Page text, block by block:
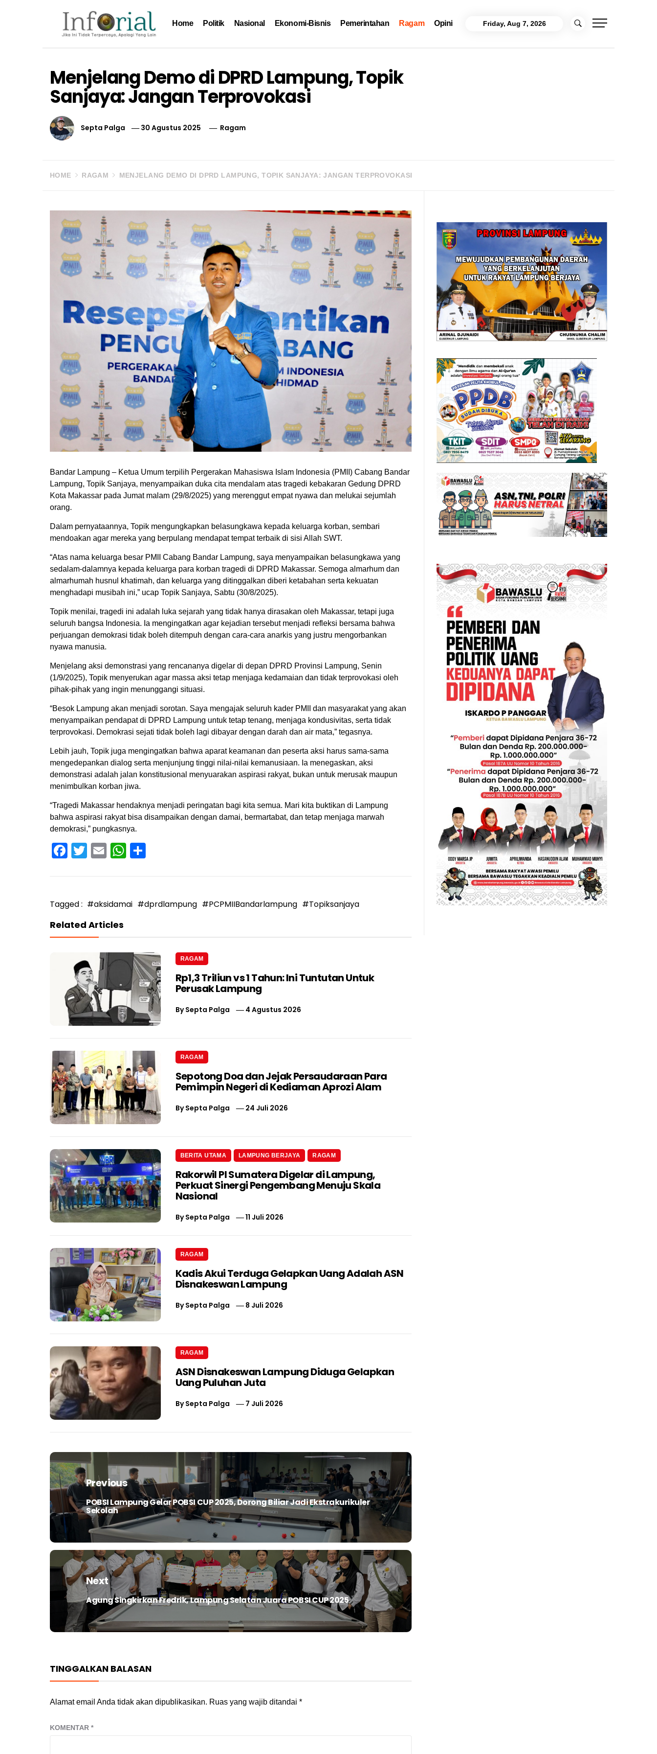
content
Home Politik Nasional Ekonomi-Bisnis Pemerintahan Ragam Opini Friday, Aug 7, 2026
Menjelang Demo di DPRD Lampung, Topik
Sanjaya: Jangan Terprovokasi
Septa Palga 30 Agustus 2025 Ragam
HOME RAGAM MENJELANG DEMO DI DPRD LAMPUNG, TOPIK SANJAYA: JANGAN TERPROVOKASI
Bandar Lampung – Ketua Umum terpilih Pergerakan Mahasiswa Islam Indonesia (PMII) Cabang Bandar
Lampung, Topik Sanjaya, menyampaikan duka cita mendalam atas tragedi kebakaran Gedung DPRD
Kota Makassar pada Jumat malam (29/8/2025) yang merenggut empat nyawa dan melukai sejumlah
orang.
Dalam pernyataannya, Topik mengungkapkan belasungkawa kepada keluarga korban, sembari
mendoakan agar mereka yang berpulang mendapat tempat terbaik di sisi Allah SWT.
“Atas nama keluarga besar PMII Cabang Bandar Lampung, saya menyampaikan belasungkawa yang
sedalam-dalamnya kepada keluarga para korban tragedi di DPRD Makassar. Semoga almarhum dan
almarhumah husnul khatimah, dan keluarga yang ditinggalkan diberi ketabahan serta kekuatan
menghadapi musibah ini,” ucap Topik Sanjaya, Sabtu (30/8/2025).
Topik menilai, tragedi ini adalah luka sejarah yang tidak hanya dirasakan oleh Makassar, tetapi juga
seluruh bangsa Indonesia. Ia mengingatkan agar kejadian tersebut menjadi refleksi bersama bahwa
perjuangan demokrasi tidak boleh ditempuh dengan cara-cara anarkis yang justru mengorbankan
nyawa manusia.
Menjelang aksi demonstrasi yang rencananya digelar di depan DPRD Provinsi Lampung, Senin
(1/9/2025), Topik menyerukan agar massa aksi tetap menjaga kedamaian dan tidak terprovokasi oleh
pihak-pihak yang ingin menunggangi situasi.
“Besok Lampung akan menjadi sorotan. Saya mengajak seluruh kader PMII dan masyarakat yang akan
menyampaikan pendapat di DPRD Lampung untuk tetap tenang, menjaga kondusivitas, serta tidak
terprovokasi. Demokrasi sejati tidak boleh lagi dibayar dengan darah dan air mata,” tegasnya.
Lebih jauh, Topik juga mengingatkan bahwa aparat keamanan dan peserta aksi harus sama-sama
mengedepankan dialog serta menjunjung tinggi nilai-nilai kemanusiaan. Ia menegaskan, aksi
demonstrasi adalah jalan konstitusional menyuarakan aspirasi rakyat, bukan untuk merusak maupun
menimbulkan korban jiwa.
“Tragedi Makassar hendaknya menjadi peringatan bagi kita semua. Mari kita buktikan di Lampung
bahwa aspirasi rakyat bisa disampaikan dengan damai, bermartabat, dan tetap menjaga marwah
demokrasi,” pungkasnya.
Facebook
TwitterEmailWhatsApp
Tagged : #aksidamai #dprdlampung #PCPMIIBandarlampung #Topiksanjaya
Related Articles
RAGAM
Rp1,3 Triliun vs 1 Tahun: Ini Tuntutan Untuk
Perusak Lampung
BySepta Palga 4 Agustus 2026
RAGAM
Sepotong Doa dan Jejak Persaudaraan Para
Pemimpin Negeri di Kediaman Aprozi Alam
BySepta Palga 24 Juli 2026
BERITA UTAMA LAMPUNG BERJAYA RAGAM
Rakorwil PI Sumatera Digelar di Lampung,
Perkuat Sinergi Pengembang Menuju Skala
Nasional
BySepta Palga 11 Juli 2026
RAGAM
Kadis Akui Terduga Gelapkan Uang Adalah ASN
Disnakeswan Lampung
BySepta Palga 8 Juli 2026
RAGAM
ASN Disnakeswan Lampung Diduga Gelapkan
Uang Puluhan Juta
BySepta Palga 7 Juli 2026
Navigasi
pos
Previous
Previous
post:
POBSI Lampung Gelar POBSI CUP 2025, Dorong Biliar Jadi Ekstrakurikuler
Sekolah
Next
Next
Agung Singkirkan Fredrik, Lampung Selatan Juara POBSI CUP 2025
TINGGALKAN BALASAN
Alamat email Anda tidak akan dipublikasikan. Ruas yang wajib ditandai *
KOMENTAR *